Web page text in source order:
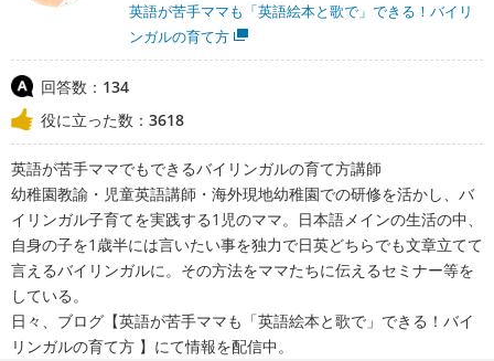
英語が苦手ママも「英語絵本と歌で」できる！バイリ
ンガルの育て方
回答数： 134
役に立った数： 3618
英語が苦手ママでもできるバイリンガルの育て方講師
幼稚園教諭・児童英語講師・海外現地幼稚園での研修を活かし、バ
イリンガル子育てを実践する1児のママ。日本語メインの生活の中、
自身の子を1歳半には言いたい事を独力で日英どちらでも文章立てて
言えるバイリンガルに。その方法をママたちに伝えるセミナー等を
している。
日々、ブログ【英語が苦手ママも「英語絵本と歌で」できる！バイ
リンガルの育て方 】にて情報を配信中。